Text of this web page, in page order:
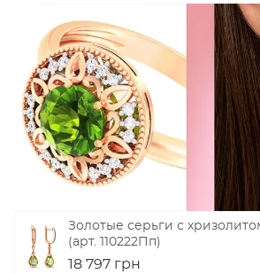
Золотые серьги с
(арт. 110222Пп)
18 797 грн